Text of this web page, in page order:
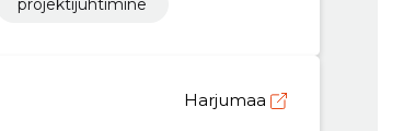
projektijuhtimine
Harjumaa